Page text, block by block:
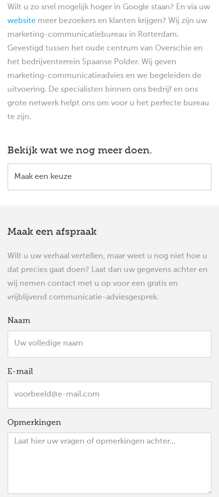
Wilt u zo snel mogelijk hoger in Google staan? En via uw
website meer bezoekers en klanten krijgen? Wij zijn uw
marketing-communicatiebureau in Rotterdam.
Gevestigd tussen het oude centrum van Overschie en
het bedrijventerrein Spaanse Polder. Wij geven
marketing-communicatieadvies en we begeleiden de
uitvoering. De specialisten binnen ons bedrijf en ons
grote netwerk helpt ons om voor u het perfecte bureau
te zijn.
Bekijk wat we nog meer doen.
Maak een afspraak
Wilt u uw verhaal vertellen, maar weet u nog niet hoe u
dat precies gaat doen? Laat dan uw gegevens achter en
wij nemen contact met u op voor een gratis en
vrijblijvend communicatie-adviesgesprek.
Naam
E-mail
Opmerkingen